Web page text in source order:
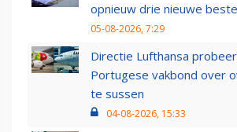
opnieuw drie nieuwe
05-08-2026, 7:29
Directie Lufthansa
Portugese vakbond over
te sussen
04-08-2026, 15:33